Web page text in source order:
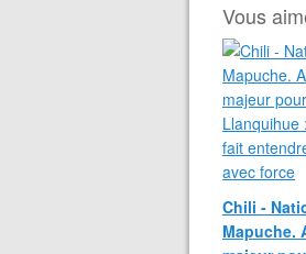
Vous
Chili -
Mapuche.